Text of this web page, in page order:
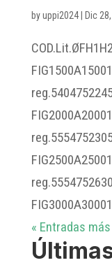
byuppi2024| Dic
reg.5554752630
« Entradas